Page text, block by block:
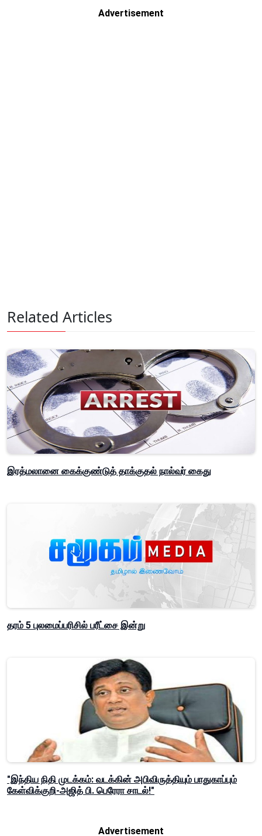
Advertisement
Related Articles
இரத்மலானை கைக்குண்டுத் தாக்குதல் நால்வர் கைது
தரம் 5 புலமைப்பரிசில் பரீட்சை இன்று
"இந்திய நிதி முடக்கம்: வடக்கின் அபிவிருத்தியும் பாதுகாப்பும்
கேள்விக்குறி-அஜித் பி. பெரேரா சாடல்!"
Advertisement